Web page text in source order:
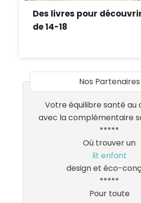
Des livres pour
de 14-18
Nos Partenaires
Votre équilibre santé au
avec la complémentaire
*****
Où trouver un
lit enfant
design et éco-
*****
Pour toute